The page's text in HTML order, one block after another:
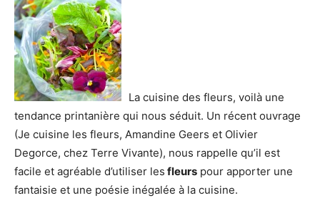
La cuisine des fleurs, voilà une
tendance printanière qui nous séduit. Un récent ouvrage
(Je cuisine les fleurs, Amandine Geers et Olivier
Degorce, chez Terre Vivante), nous rappelle qu’il est
facile et agréable d’utiliser les fleurs pour apporter une
fantaisie et une poésie inégalée à la cuisine.